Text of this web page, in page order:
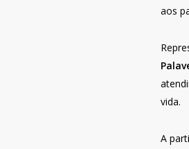
aos
vida.
A